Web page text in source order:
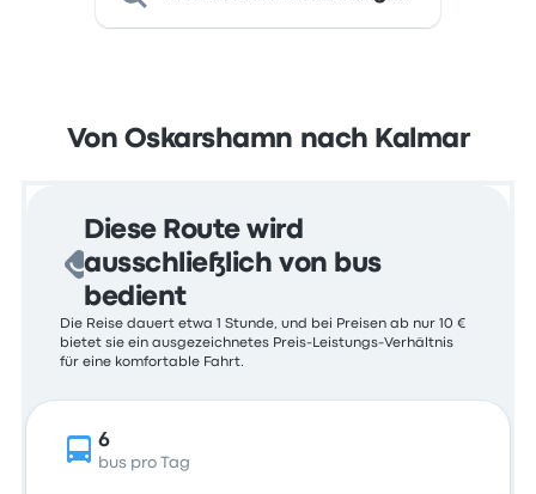
Von Oskarshamn nach Kalmar
Diese Route wird
ausschließlich von bus
bedient
Die Reise dauert etwa 1 Stunde, und bei Preisen ab nur 10 €
bietet sie ein ausgezeichnetes Preis-Leistungs-Verhältnis
für eine komfortable Fahrt.
6
bus pro Tag